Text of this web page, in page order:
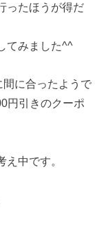
ったほうが得だ
てみました^^
に合ったようで
円引きのクーポ
中です。